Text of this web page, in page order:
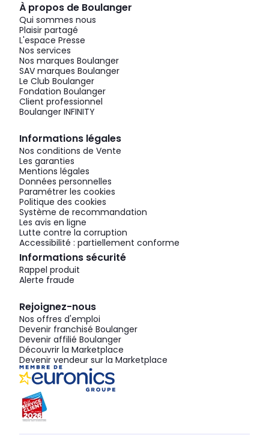
À propos de Boulanger
Qui sommes nous
Plaisir partagé
L'espace Presse
Nos services
Nos marques Boulanger
SAV marques Boulanger
Le Club Boulanger
Fondation Boulanger
Client professionnel
Boulanger INFINITY
Informations légales
Nos conditions de Vente
Les garanties
Mentions légales
Données personnelles
Paramétrer les cookies
Politique des cookies
Système de recommandation
Les avis en ligne
Lutte contre la corruption
Accessibilité : partiellement conforme
Informations sécurité
Rappel produit
Alerte fraude
Rejoignez-nous
Nos offres d'emploi
Devenir franchisé Boulanger
Devenir affilié Boulanger
Découvrir la Marketplace
Devenir vendeur sur la Marketplace